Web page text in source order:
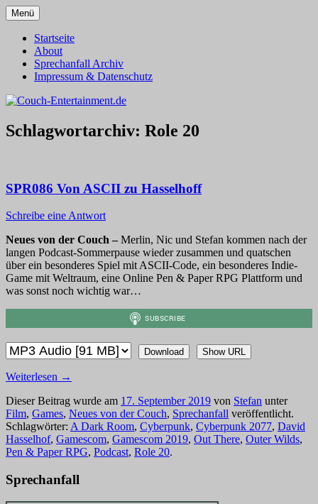
Zum
Inhalt
springen
Couch-Entertainment.de
Menü
Startseite
About
Sprechanfall Archiv
Impressum & Datenschutz
Schlagwortarchiv: Role 20
SPR086 Von ASCII zu Hasselhoff
Schreibe eine Antwort
Neues von der Couch – Merlin, Nic und Stefan kommen nach der
langen Podcast-Sommerpause wieder zusammen und quatschen
über ein besonderes Spiel mit ASCII-Code, ein besonderes Indie-
Game mit Weltraum, eine Online Pen & Paper RPG Plattform und
was sonst noch wichtig war…
Download Show URL
Weiterlesen →
Dieser Beitrag wurde am 17. September 2019 von Stefan unter
Film, Games, Neues von der Couch, Sprechanfall veröffentlicht.
Schlagwörter: A Dark Room, Cyberpunk, Cyberpunk 2077, David
Hasselhof, Gamescom, Gamescom 2019, Out There, Outer Wilds,
Pen & Paper RPG, Podcast, Role 20.
Sprechanfall